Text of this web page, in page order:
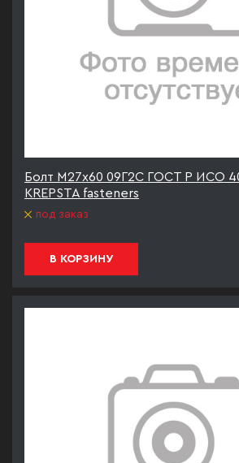
Болт М27х60 09Г2С ГОСТ Р ИСО
KREPSTA fasteners
под заказ
В КОРЗИНУ